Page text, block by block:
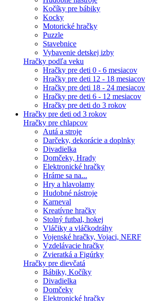
Kočíky pre bábiky
Kocky
Motorické hračky
Puzzle
Stavebnice
Vybavenie detskej izby
Hračky podľa veku
Hračky pre deti 0 - 6 mesiacov
Hračky pre deti 12 - 18 mesiacov
Hračky pre deti 18 - 24 mesiacov
Hračky pre deti 6 - 12 mesiacov
Hračky pre deti do 3 rokov
Hračky pre deti od 3 rokov
Hračky pre chlapcov
Autá a stroje
Darčeky, dekorácie a doplnky
Divadielka
Domčeky, Hrady
Elektronické hračky
Hráme sa na...
Hry a hlavolamy
Hudobné nástroje
Karneval
Kreatívne hračky
Stolný futbal, hokej
Vláčiky a vláčkodráhy
Vojenské hračky, Vojaci, NERF
Vzdelávacie hračky
Zvieratká a Figúrky
Hračky pre dievčatá
Bábiky, Kočíky
Divadielka
Domčeky
Elektronické hračky